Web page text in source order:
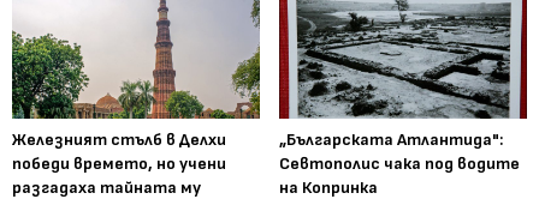
Железният стълб в Делхи
победи времето, но учени
разгадаха тайната му
„Българската Атлантида":
Севтополис чака под водите
на Копринка